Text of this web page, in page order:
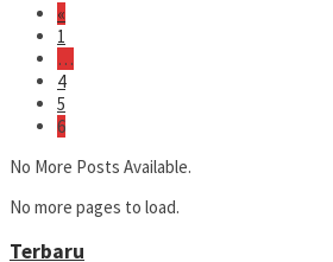
«
1
…
4
5
6
No More Posts Available.
No more pages to load.
Terbaru